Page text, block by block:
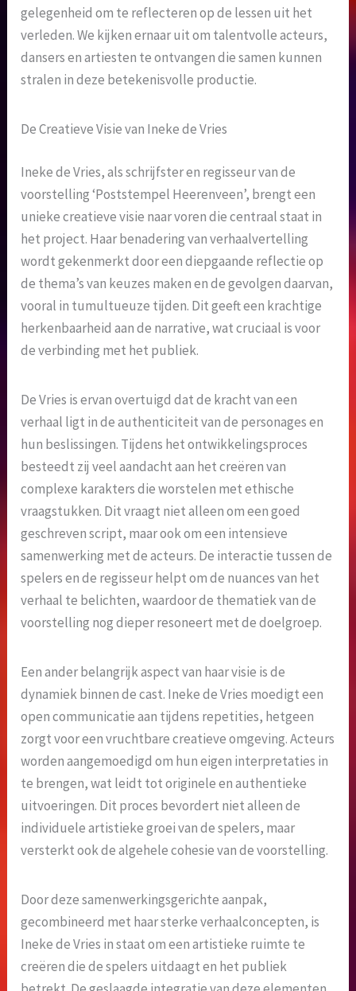
gelegenheid om te reflecteren op de lessen uit het
verleden. We kijken ernaar uit om talentvolle acteurs,
dansers en artiesten te ontvangen die samen kunnen
stralen in deze betekenisvolle productie.
De Creatieve Visie van Ineke de Vries
Ineke de Vries, als schrijfster en regisseur van de
voorstelling ‘Poststempel Heerenveen’, brengt een
unieke creatieve visie naar voren die centraal staat in
het project. Haar benadering van verhaalvertelling
wordt gekenmerkt door een diepgaande reflectie op
de thema’s van keuzes maken en de gevolgen daarvan,
vooral in tumultueuze tijden. Dit geeft een krachtige
herkenbaarheid aan de narrative, wat cruciaal is voor
de verbinding met het publiek.
De Vries is ervan overtuigd dat de kracht van een
verhaal ligt in de authenticiteit van de personages en
hun beslissingen. Tijdens het ontwikkelingsproces
besteedt zij veel aandacht aan het creëren van
complexe karakters die worstelen met ethische
vraagstukken. Dit vraagt niet alleen om een goed
geschreven script, maar ook om een intensieve
samenwerking met de acteurs. De interactie tussen de
spelers en de regisseur helpt om de nuances van het
verhaal te belichten, waardoor de thematiek van de
voorstelling nog dieper resoneert met de doelgroep.
Een ander belangrijk aspect van haar visie is de
dynamiek binnen de cast. Ineke de Vries moedigt een
open communicatie aan tijdens repetities, hetgeen
zorgt voor een vruchtbare creatieve omgeving. Acteurs
worden aangemoedigd om hun eigen interpretaties in
te brengen, wat leidt tot originele en authentieke
uitvoeringen. Dit proces bevordert niet alleen de
individuele artistieke groei van de spelers, maar
versterkt ook de algehele cohesie van de voorstelling.
Door deze samenwerkingsgerichte aanpak,
gecombineerd met haar sterke verhaalconcepten, is
Ineke de Vries in staat om een artistieke ruimte te
creëren die de spelers uitdaagt en het publiek